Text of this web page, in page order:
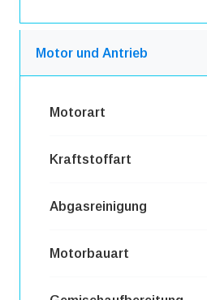
Motor und Antrieb
Motorart
Kraftstoffart
Abgasreinigung
Motorbauart